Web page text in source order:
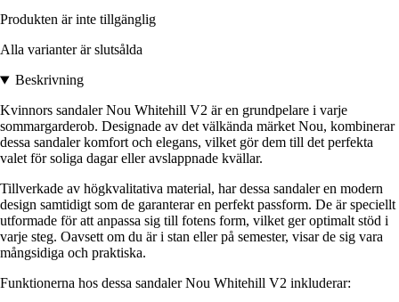
Produkten är inte tillgänglig
Alla varianter är slutsålda
Beskrivning
Kvinnors sandaler Nou Whitehill V2 är en grundpelare i varje
sommargarderob. Designade av det välkända märket Nou, kombinerar
dessa sandaler komfort och elegans, vilket gör dem till det perfekta
valet för soliga dagar eller avslappnade kvällar.
Tillverkade av högkvalitativa material, har dessa sandaler en modern
design samtidigt som de garanterar en perfekt passform. De är speciellt
utformade för att anpassa sig till fotens form, vilket ger optimalt stöd i
varje steg. Oavsett om du är i stan eller på semester, visar de sig vara
mångsidiga och praktiska.
Funktionerna hos dessa sandaler Nou Whitehill V2 inkluderar: